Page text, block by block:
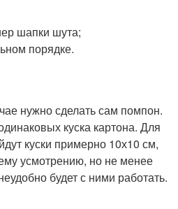
шапки шута;
порядке.
нужно сделать сам помпон.
куска картона. Для
куски примерно 10х10 см,
усмотрению, но не менее
будет с ними работать.